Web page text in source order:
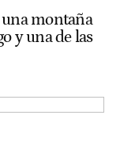
montaña
y una de las